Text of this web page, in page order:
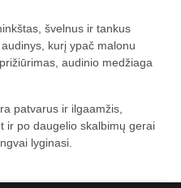
švelnus ir tankus
kurį ypač malonu
audinio medžiaga
patvarus ir ilgaamžis,
ir po daugelio skalbimų gerai
lyginasi.